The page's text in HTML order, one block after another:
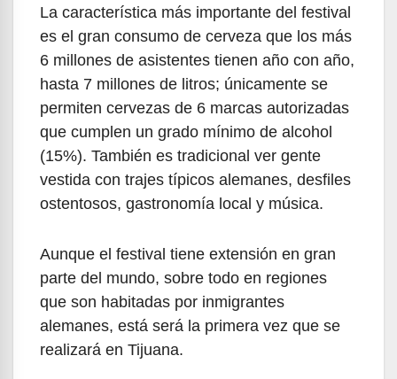
La característica más importante del festival
es el gran consumo de cerveza que los más
6 millones de asistentes tienen año con año,
hasta 7 millones de litros; únicamente se
permiten cervezas de 6 marcas autorizadas
que cumplen un grado mínimo de alcohol
(15%). También es tradicional ver gente
vestida con trajes típicos alemanes, desfiles
ostentosos, gastronomía local y música.
Aunque el festival tiene extensión en gran
parte del mundo, sobre todo en regiones
que son habitadas por inmigrantes
alemanes, está será la primera vez que se
realizará en Tijuana.